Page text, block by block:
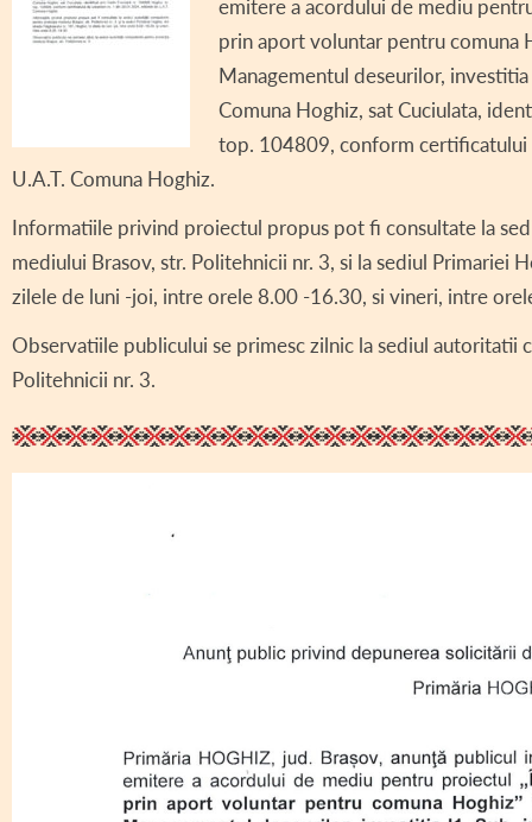
DECLARAȚII DE
DECLARAȚII DE
CONSILIUL LOCAL
REGULAMENT
COMITET LOCAL
PROIECT – COD
INFORMAȚII
AVIZE /
emitere a acordului de mediu
prin aport voluntar pentru comuna
Managementul deseurilor,
Comuna Hoghiz, sat Cuciulata,
top. 104809, conform certificatului
U.A.T. Comuna Hoghiz.
Informatiile privind proiectul propus pot fi consultate la
mediului Brasov, str. Politehnicii nr. 3, si la sediul Primariei
zilele de luni -joi, intre orele 8.00 -16.30, si vineri, intre
Observatiile publicului se primesc zilnic la sediul
Politehnicii nr. 3.